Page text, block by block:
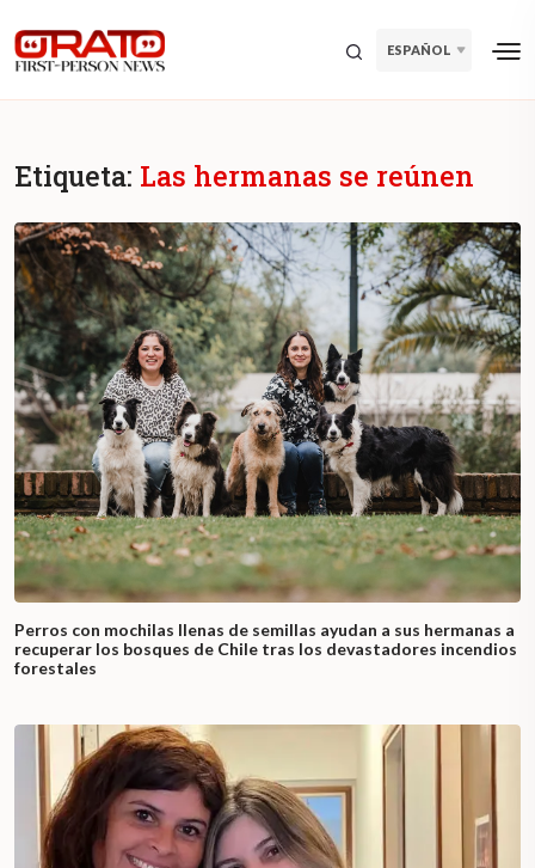
ESPAÑOL
Etiqueta: Las hermanas se reúnen
Perros con mochilas llenas de semillas ayudan a sus hermanas a
recuperar los bosques de Chile tras los devastadores incendios
forestales